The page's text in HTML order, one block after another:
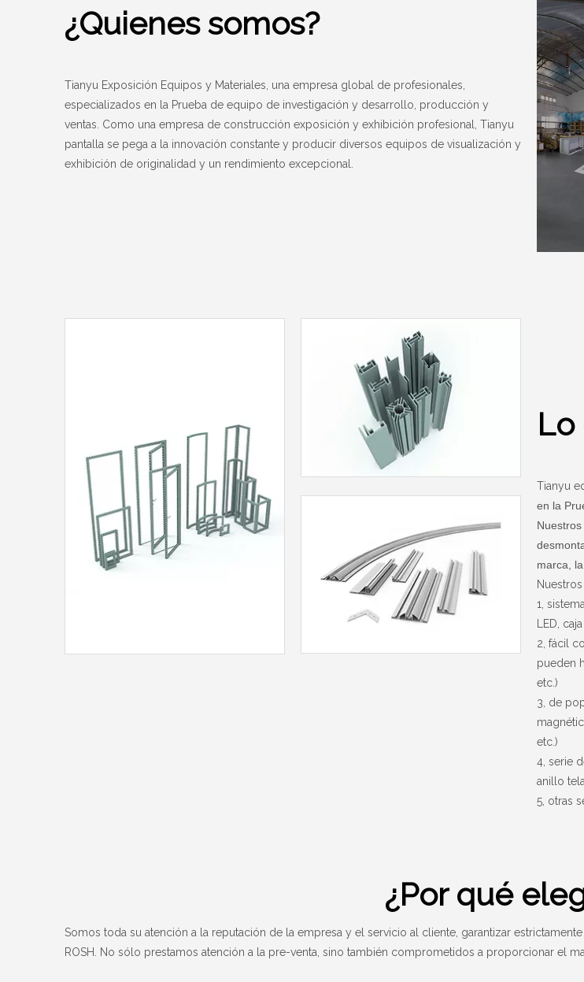
¿Quienes somos?
Tianyu Exposición Equipos y Materiales, una empresa global de profesionales,
especializados en la Prueba de equipo de investigación y desarrollo, producción y
ventas. Como una empresa de construcción exposición y exhibición profesional, Tianyu
pantalla se pega a la innovación constante y producir diversos equipos de visualización y
exhibición de originalidad y un rendimiento excepcional.
Lo
Tianyu
en la
marca,
1,
LED,
2, fácil
pueden
etc.)
3, de
etc.)
4, serie
anillo
5, otras
¿Por qué
Somos toda su atención a la reputación de la empresa y el servicio al cliente, garantizar
ROSH. No sólo prestamos atención a la pre-venta, sino también comprometidos a proporcionar el